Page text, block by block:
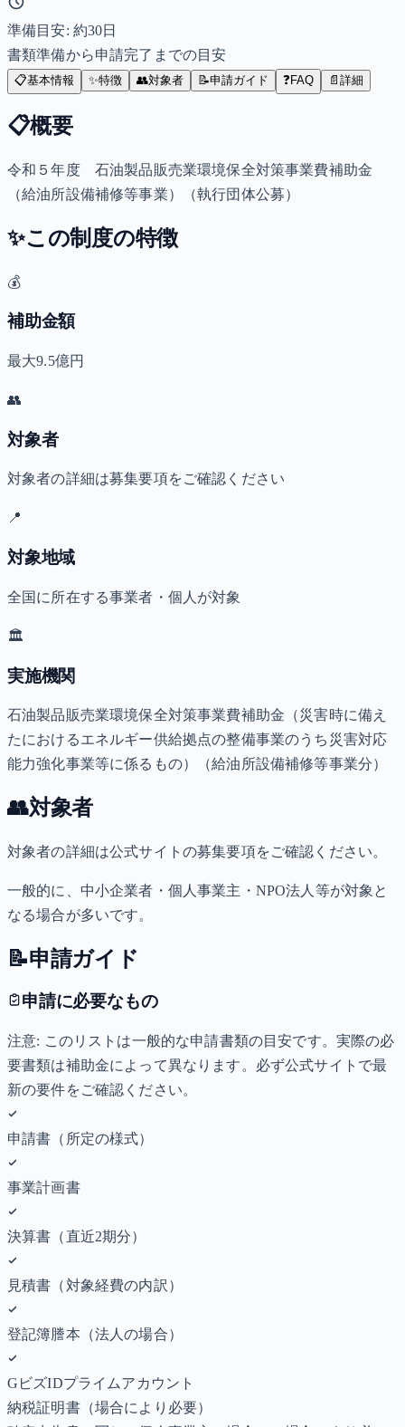
準備目安: 約30日
書類準備から申請完了までの目安
📋基本情報 ✨特徴 👥対象者 📝申請ガイド ❓FAQ 📄 詳細
📋概要
令和５年度 石油製品販売業環境保全対策事業費補助金
（給油所設備補修等事業）（執行団体公募）
✨この制度の特徴
💰
補助金額
最大9.5億円
👥
対象者
対象者の詳細は募集要項をご確認ください
📍
対象地域
全国に所在する事業者・個人が対象
🏛️
実施機関
石油製品販売業環境保全対策事業費補助金（災害時に備え
たにおけるエネルギー供給拠点の整備事業のうち災害対応
能力強化事業等に係るもの）（給油所設備補修等事業分）
👥対象者
対象者の詳細は公式サイトの募集要項をご確認ください。
一般的に、中小企業者・個人事業主・NPO法人等が対象と
なる場合が多いです。
📝申請ガイド
申請に必要なもの
注意: このリストは一般的な申請書類の目安です。実際の必
要書類は補助金によって異なります。必ず公式サイトで最
新の要件をご確認ください。
申請書（所定の様式）
事業計画書
決算書（直近2期分）
見積書（対象経費の内訳）
登記簿謄本（法人の場合）
GビズIDプライムアカウント
納税証明書（場合により必要）